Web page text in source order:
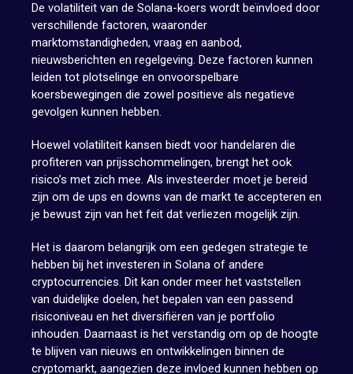
De volatiliteit van de Solana-koers wordt beïnvloed door
verschillende factoren, waaronder
marktomstandigheden, vraag en aanbod,
nieuwsberichten en regelgeving. Deze factoren kunnen
leiden tot plotselinge en onvoorspelbare
koersbewegingen die zowel positieve als negatieve
gevolgen kunnen hebben.
Hoewel volatiliteit kansen biedt voor handelaren die
profiteren van prijsschommelingen, brengt het ook
risico’s met zich mee. Als investeerder moet je bereid
zijn om de ups en downs van de markt te accepteren en
je bewust zijn van het feit dat verliezen mogelijk zijn.
Het is daarom belangrijk om een gedegen strategie te
hebben bij het investeren in Solana of andere
cryptocurrencies. Dit kan onder meer het vaststellen
van duidelijke doelen, het bepalen van een passend
risiconiveau en het diversifiëren van je portfolio
inhouden. Daarnaast is het verstandig om op de hoogte
te blijven van nieuws en ontwikkelingen binnen de
cryptomarkt, aangezien deze invloed kunnen hebben op